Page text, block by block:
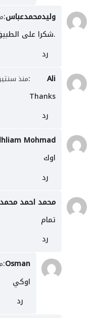
وليدمحمدعباس:
.شكرا على
رد
Ali
:منذ
Thanks
رد
Mohmad
اوك
رد
محمد احمد محمد
تمام
رد
Osman
:
اوكي
رد